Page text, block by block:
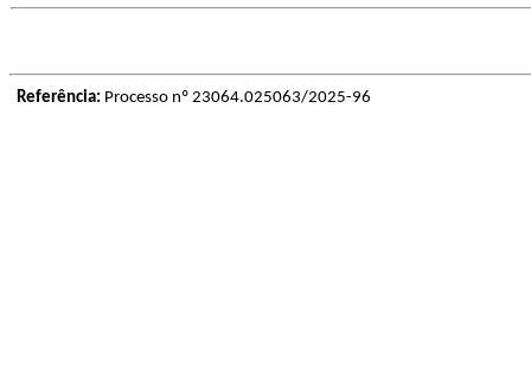
Referência: Processo nº 23064.025063/2025-96